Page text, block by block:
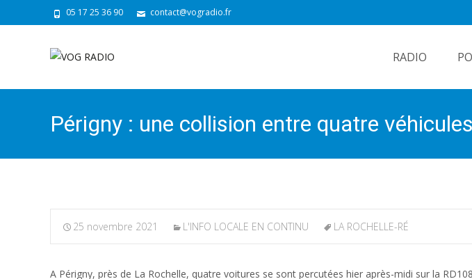
05 17 25 36 90 contact@vogradio.fr
RADIO
Périgny : une collision entre quatre
25 novembre 2021 L'INFO LOCALE EN CONTINU LA ROCHELLE-RÉ
A Périgny, près de La Rochelle, quatre voitures se sont percutées hier après-midi sur la